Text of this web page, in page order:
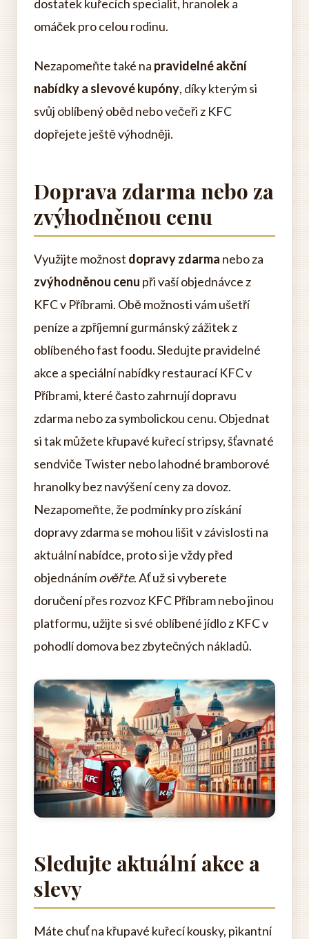
dostatek kuřecích specialit, hranolek a
omáček pro celou rodinu.
Nezapomeňte také na pravidelné akční
nabídky a slevové kupóny, díky kterým si
svůj oblíbený oběd nebo večeři z KFC
dopřejete ještě výhodněji.
Doprava zdarma nebo za
zvýhodněnou cenu
Využijte možnost dopravy zdarma nebo za
zvýhodněnou cenu při vaší objednávce z
KFC v Příbrami. Obě možnosti vám ušetří
peníze a zpříjemní gurmánský zážitek z
oblíbeného fast foodu. Sledujte pravidelné
akce a speciální nabídky restaurací KFC v
Příbrami, které často zahrnují dopravu
zdarma nebo za symbolickou cenu. Objednat
si tak můžete křupavé kuřecí stripsy, šťavnaté
sendviče Twister nebo lahodné bramborové
hranolky bez navýšení ceny za dovoz.
Nezapomeňte, že podmínky pro získání
dopravy zdarma se mohou lišit v závislosti na
aktuální nabídce, proto si je vždy před
objednánímověřte. Ať už si vyberete
doručení přes rozvoz KFC Příbram nebo jinou
platformu, užijte si své oblíbené jídlo z KFC v
pohodlí domova bez zbytečných nákladů.
Sledujte aktuální akce a
slevy
Máte chuť na křupavé kuřecí kousky, pikantní